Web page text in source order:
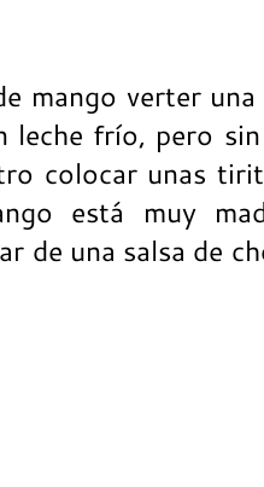
mango verter
leche frío, pero
colocar unas
está muy
de una salsa de